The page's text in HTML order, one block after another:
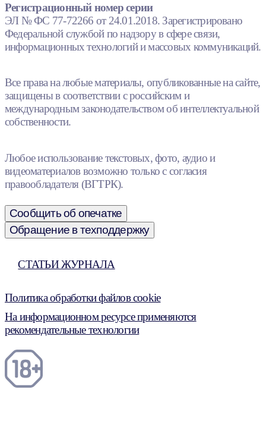
Регистрационный номер серии
ЭЛ № ФС 77-72266 от 24.01.2018. Зарегистрировано
Федеральной службой по надзору в сфере связи,
информационных технологий и массовых коммуникаций.
Все права на любые материалы, опубликованные на сайте,
защищены в соответствии с российским и
международным законодательством об интеллектуальной
собственности.
Любое использование текстовых, фото, аудио и
видеоматериалов возможно только с согласия
правообладателя (ВГТРК).
Сообщить об опечатке
Обращение в техподдержку
СТАТЬИ ЖУРНАЛА
Политика обработки файлов cookie
На информационном ресурсе применяются
рекомендательные технологии